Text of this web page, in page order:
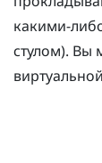
какими-
стулом). Вы